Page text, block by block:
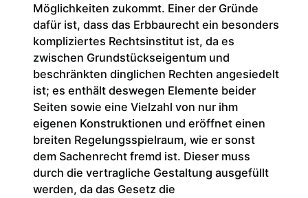
Möglichkeiten zukommt. Einer der Gründe
dafür ist, dass das Erbbaurecht ein besonders
kompliziertes Rechtsinstitut ist, da es
zwischen Grundstückseigentum und
beschränkten dinglichen Rechten angesiedelt
ist; es enthält deswegen Elemente beider
Seiten sowie eine Vielzahl von nur ihm
eigenen Konstruktionen und eröffnet einen
breiten Regelungsspielraum, wie er sonst
dem Sachenrecht fremd ist. Dieser muss
durch die vertragliche Gestaltung ausgefüllt
werden, da das Gesetz die